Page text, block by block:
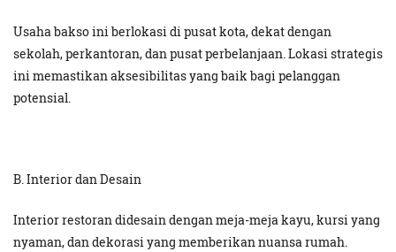
Usaha bakso ini berlokasi di pusat kota, dekat dengan
sekolah, perkantoran, dan pusat perbelanjaan. Lokasi strategis
ini memastikan aksesibilitas yang baik bagi pelanggan
potensial.
B. Interior dan Desain
Interior restoran didesain dengan meja-meja kayu, kursi yang
nyaman, dan dekorasi yang memberikan nuansa rumah.